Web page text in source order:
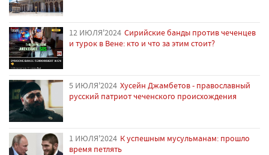
12 ИЮЛЯ'2024 Сирийские банды против чеченцев
и турок в Вене: кто и что за этим стоит?
5 ИЮЛЯ'2024 Хусейн Джамбетов - православный
русский патриот чеченского происхождения
1 ИЮЛЯ'2024 К успешным мусульманам: прошло
время петлять